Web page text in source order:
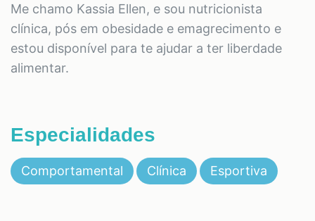
Me chamo Kassia Ellen, e sou nutricionista
clínica, pós em obesidade e emagrecimento e
estou disponível para te ajudar a ter liberdade
alimentar.
Especialidades
Comportamental Clínica Esportiva